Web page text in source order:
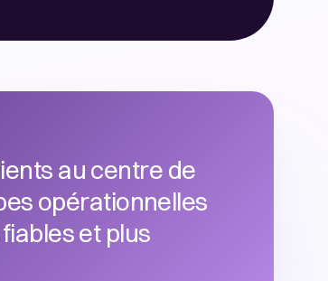
au centre de
opérationnelles
et plus